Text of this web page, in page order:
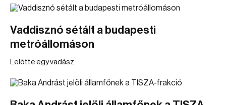
Vaddisznó sétált a budapesti
metróállomáson
Lelőtte egy vadász.